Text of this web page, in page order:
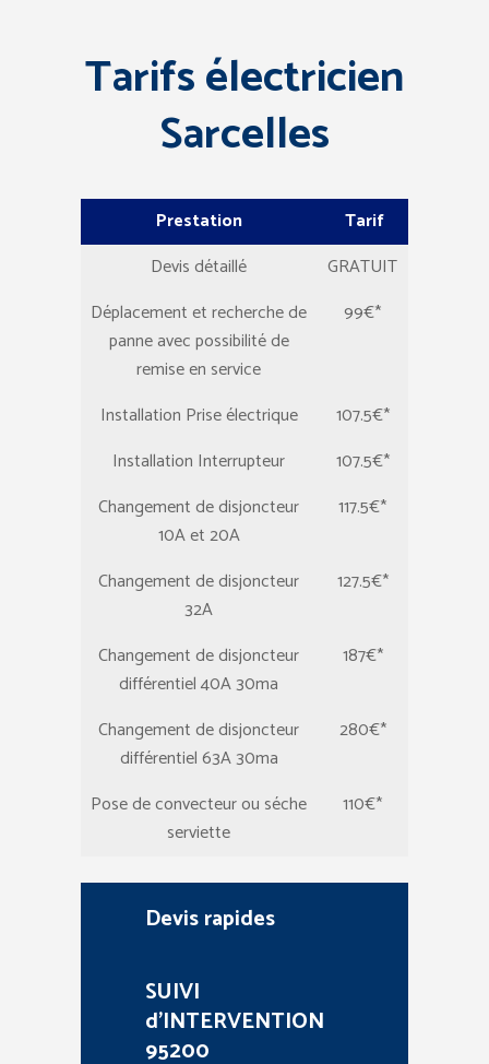
Tarifs électricien
Sarcelles
Prestation
Tarif
Devis détaillé
GRATUIT
Déplacement et recherche de
panne avec possibilité de
remise en service
99€*
Installation Prise électrique
107.5€*
Installation Interrupteur
107.5€*
Changement de disjoncteur
10A et 20A
117.5€*
Changement de disjoncteur
32A
127.5€*
Changement de disjoncteur
différentiel 40A 30ma
187€*
Changement de disjoncteur
différentiel 63A 30ma
280€*
Pose de convecteur ou séche
serviette
110€*
Devis rapides
SUIVI
d’INTERVENTION
95200